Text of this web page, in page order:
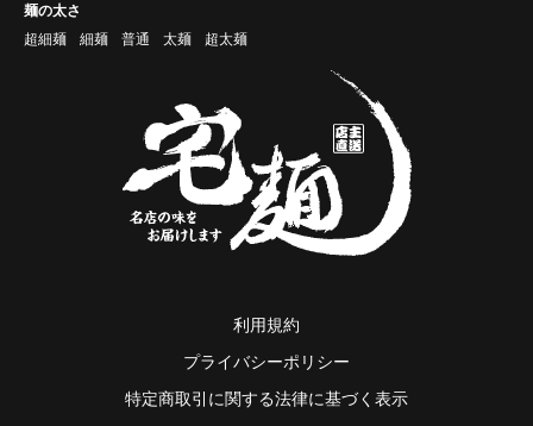
麺の太さ
超細麺
細麺 普通 太麺 超太麺
利用規約
プライバシーポリシー
特定商取引に関する法律に基づく表示